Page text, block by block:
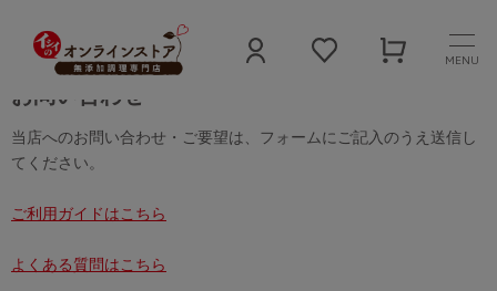
MENU
お問い合わせ
当店へのお問い合わせ・ご要望は、フォームにご記入のうえ送信し
てください。
ご利用ガイドはこちら
よくある質問はこちら